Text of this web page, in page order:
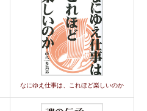
なにゆえ仕事は、これほど楽しいのか